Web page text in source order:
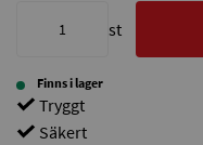
st
Finns i lager
Tryggt
Säkert